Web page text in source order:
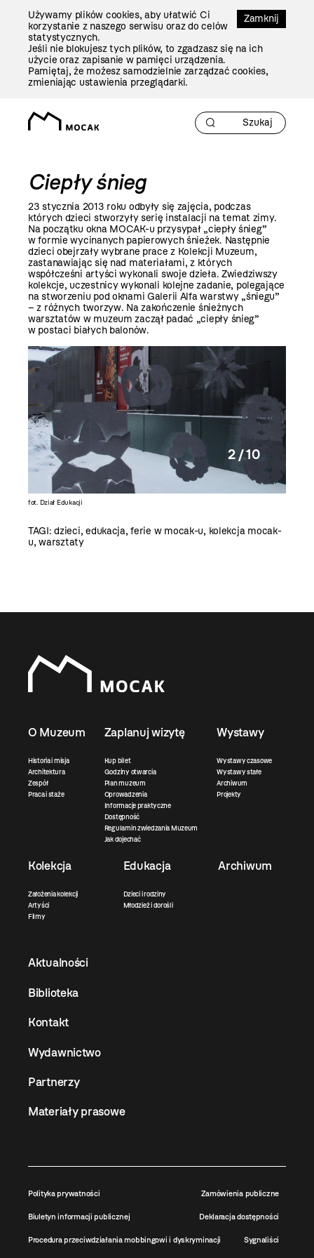
Zamknij
Używamy plików cookies, aby ułatwić Ci
korzystanie z naszego serwisu oraz do celów
statystycznych.
Jeśli nie blokujesz tych plików, to zgadzasz się na ich
użycie oraz zapisanie w pamięci urządzenia.
Pamiętaj, że możesz samodzielnie zarządzać cookies,
zmieniając ustawienia przeglądarki.
Ciepły śnieg
23 stycznia 2013 roku odbyły się zajęcia, podczas
których dzieci stworzyły serię instalacji na temat zimy.
Na początku okna MOCAK-u przysypał „ciepły śnieg”
w formie wycinanych papierowych śnieżek. Następnie
dzieci obejrzały wybrane prace z Kolekcji Muzeum,
zastanawiając się nad materiałami, z których
współcześni artyści wykonali swoje dzieła. Zwiedziwszy
kolekcje, uczestnicy wykonali kolejne zadanie, polegające
na stworzeniu pod oknami Galerii Alfa warstwy „śniegu”
– z różnych tworzyw. Na zakończenie śnieżnych
warsztatów w muzeum zaczął padać „ciepły śnieg”
w postaci białych balonów.
fot. Dział Edukacji
2 / 10
TAGI:dzieci,edukacja,ferie w mocak-u, kolekcja mocak-
u,warsztaty
O Muzeum
Historia i misja
Architektura
Zespół
Praca i staże
Zaplanuj wizytę
Kup bilet
Godziny otwarcia
Plan muzeum
Oprowadzenia
Informacje praktyczne
Dostępność
Regulamin zwiedzania Muzeum
Jak dojechać
Wystawy
Wystawy czasowe
Wystawy stałe
Archiwum
Projekty
Kolekcja
Założenia kolekcji
Artyści
Filmy
Edukacja
Dzieci i rodziny
Młodzież i dorośli
Archiwum
Aktualności
Biblioteka
Kontakt
Wydawnictwo
Partnerzy
Materiały prasowe
Polityka prywatności Zamówienia publiczne
Biuletyn informacji publicznej Deklaracja dostępności
Procedura przeciwdziałania mobbingowi i dyskryminacji Sygnaliści